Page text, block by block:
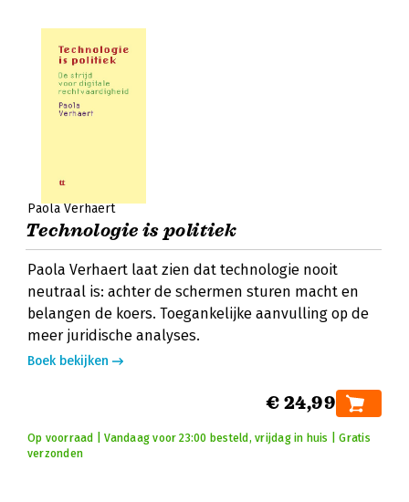
Paola Verhaert
Technologie is politiek
Paola Verhaert laat zien dat technologie nooit
neutraal is: achter de schermen sturen macht en
belangen de koers. Toegankelijke aanvulling op de
meer juridische analyses.
Boek bekijken
€ 24,99
Op voorraad | Vandaag voor 23:00 besteld, vrijdag in huis | Gratis
verzonden